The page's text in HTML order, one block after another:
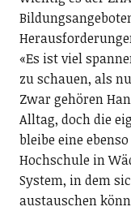
«Es ist viel
zu schauen, als
Zwar gehören
Alltag, doch die
bleibe eine
Hochschule in
System, in dem
austauschen